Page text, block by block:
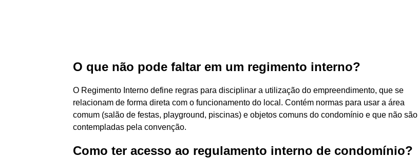
O que não pode faltar em um regimento interno?
O Regimento Interno define regras para disciplinar a utilização do empreendimento, que se
relacionam de forma direta com o funcionamento do local. Contém normas para usar a área
comum (salão de festas, playground, piscinas) e objetos comuns do condomínio e que não são
contempladas pela convenção.
Como ter acesso ao regulamento interno de condomínio?